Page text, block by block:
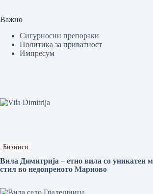
Важно
Сигурносни препораки
Политика за приватност
Импресум
Бизниси
Вила Димитрија – етно вила со уникатен
стил во недопреното Мариово